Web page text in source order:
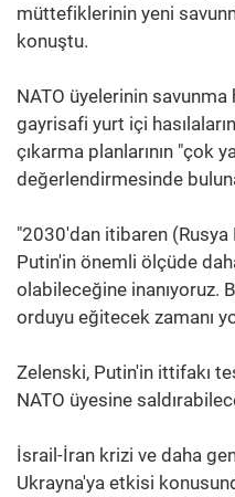
müttefiklerinin yeni
konuştu.
NATO üyelerinin savunma
gayrisafi yurt içi
çıkarma planlarının "çok
değerlendirmesinde
"2030'dan itibaren (Rusya
Putin'in önemli ölçüde
olabileceğine inanıyoruz.
orduyu eğitecek zamanı
Zelenski, Putin'in ittifakı
NATO üyesine
İsrail-İran krizi ve daha
Ukrayna'ya etkisi